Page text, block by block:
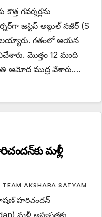
కొత్త గవర్నర్లను
జస్టిస్‌ అబ్దుల్‌ నజీర్‌ (S
గతంలో ఆయన
మొత్తం 12 మంది
ఆమోద ముద్ర వేశారు.…
మళ్లీ
TEAM AKSHARA SATYAM
హరిచందన్
మళ్లీ అస్వస్థతకు